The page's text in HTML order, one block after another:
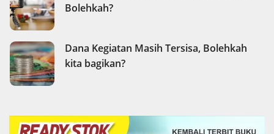
Bolehkah?
Dana Kegiatan Masih Tersisa, Bolehkah
kita bagikan?